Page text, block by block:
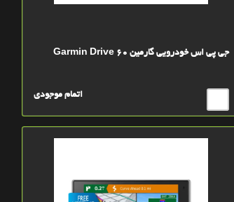
جی پی اس خودرویی گارمین Garmin Drive 60
اتمام موجودی